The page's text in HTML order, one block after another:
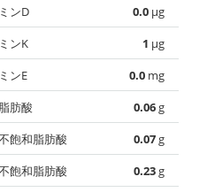
ンD
0.0 µg
ンK
1 µg
ンE
0.0 mg
肪酸
0.06g
飽和脂肪酸
0.07g
飽和脂肪酸
0.23g